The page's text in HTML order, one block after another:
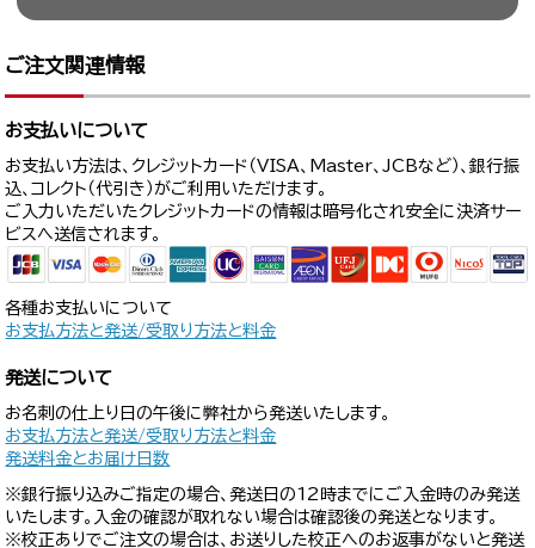
ご注文関連情報
お支払いについて
お支払い方法は、クレジットカード（VISA、Master、JCBなど）、銀行振
込、コレクト（代引き）がご利用いただけます。
ご入力いただいたクレジットカードの情報は暗号化され安全に決済サー
ビスへ送信されます。
各種お支払いについて
お支払方法と発送/受取り方法と料金
発送について
お名刺の仕上り日の午後に弊社から発送いたします。
お支払方法と発送/受取り方法と料金
発送料金とお届け日数
※銀行振り込みご指定の場合、発送日の12時までにご入金時のみ発送
いたします。入金の確認が取れない場合は確認後の発送となります。
※校正ありでご注文の場合は、お送りした校正へのお返事がないと発送